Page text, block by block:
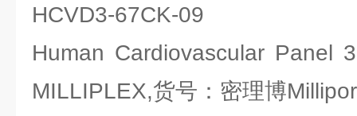
HCVD3-67CK-09
Human Cardiovascular Panel
MILLIPLEX,货号：密理博